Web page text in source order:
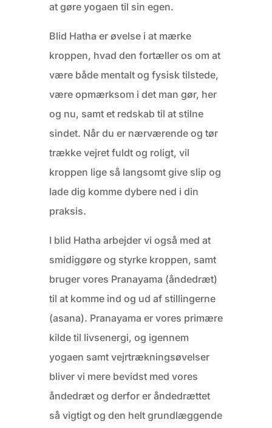
at gøre yogaen til sin egen.
Blid Hatha er øvelse i at mærke
kroppen, hvad den fortæller os om at
være både mentalt og fysisk tilstede,
være opmærksom i det man gør, her
og nu, samt et redskab til at stilne
sindet. Når du er nærværende og tør
trække vejret fuldt og roligt, vil
kroppen lige så langsomt give slip og
lade dig komme dybere ned i din
praksis.
I blid Hatha arbejder vi også med at
smidiggøre og styrke kroppen, samt
bruger vores Pranayama (åndedræt)
til at komme ind og ud af stillingerne
(asana). Pranayama er vores primære
kilde til livsenergi, og igennem
yogaen samt vejrtrækningsøvelser
bliver vi mere bevidst med vores
åndedræt og derfor er åndedrættet
så vigtigt og den helt grundlæggende